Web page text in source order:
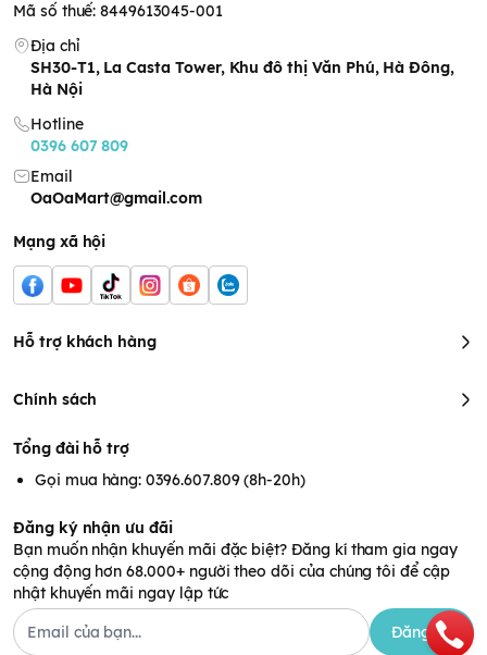
Mã số thuế: 8449613045-001
Địa chỉ
SH30-T1, La Casta Tower, Khu đô thị Văn Phú, Hà Đông,
Hà Nội
Hotline
0396 607 809
Email
OaOaMart@gmail.com
Mạng xã hội
Hỗ trợ khách hàng
Chính sách
Tổng đài hỗ trợ
Gọi mua hàng: 0396.607.809 (8h-20h)
Đăng ký nhận ưu đãi
Bạn muốn nhận khuyến mãi đặc biệt? Đăng kí tham gia ngay
cộng động hơn 68.000+ người theo dõi của chúng tôi để cập
nhật khuyến mãi ngay lập tức
Đăng ký